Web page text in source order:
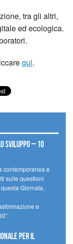
tra gli altri,
ed ecologica.
qui.
sviluppo – 10
contemporanea e
sulle questioni
Giornata,
e
per il